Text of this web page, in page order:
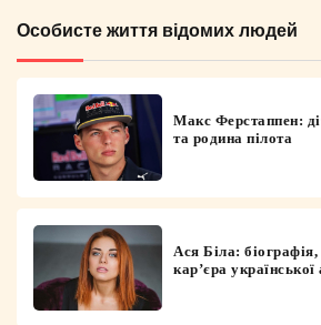
Особисте життя відомих людей
Макс Ферстаппен:
та родина пілота
Ася Біла: біографія,
кар’єра української